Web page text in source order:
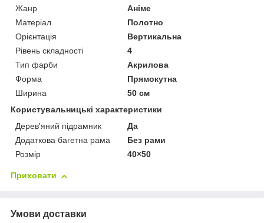
Жанр
Аніме
Матеріал
Полотно
Орієнтація
Вертикальна
Рівень складності
4
Тип фарби
Акрилова
Форма
Прямокутна
Ширина
50 см
Користувальницькі характеристики
Дерев'яний підрамник
Да
Додаткова багетна рама
Без рами
Розмір
40×50
Приховати
Умови доставки